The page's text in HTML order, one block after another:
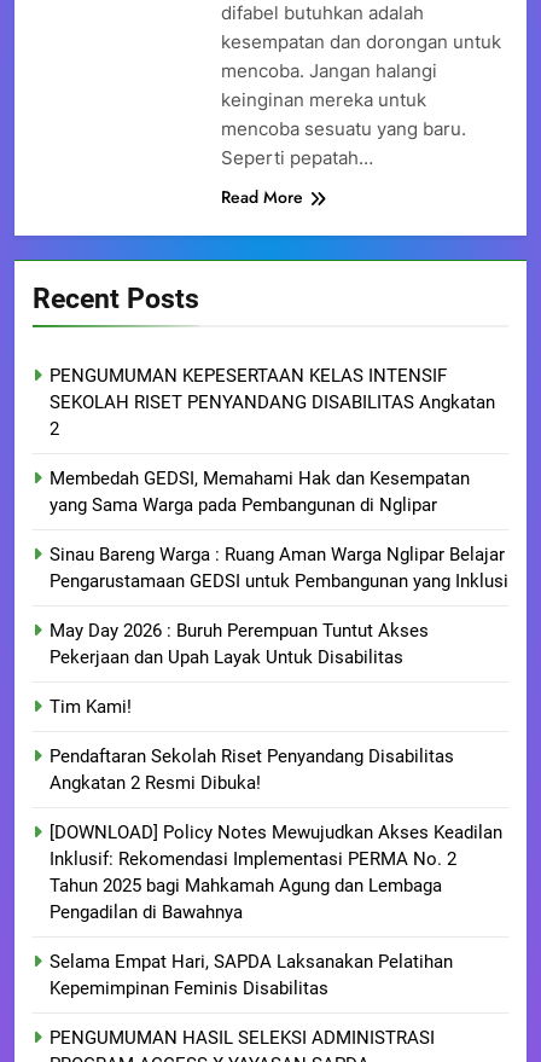
difabel butuhkan adalah
kesempatan dan dorongan untuk
mencoba. Jangan halangi
keinginan mereka untuk
mencoba sesuatu yang baru.
Seperti pepatah…
Read More
Recent Posts
PENGUMUMAN KEPESERTAAN KELAS INTENSIF
SEKOLAH RISET PENYANDANG DISABILITAS Angkatan
2
Membedah GEDSI, Memahami Hak dan Kesempatan
yang Sama Warga pada Pembangunan di Nglipar
Sinau Bareng Warga : Ruang Aman Warga Nglipar Belajar
Pengarustamaan GEDSI untuk Pembangunan yang Inklusi
May Day 2026 : Buruh Perempuan Tuntut Akses
Pekerjaan dan Upah Layak Untuk Disabilitas
Tim Kami!
Pendaftaran Sekolah Riset Penyandang Disabilitas
Angkatan 2 Resmi Dibuka!
[DOWNLOAD] Policy Notes Mewujudkan Akses Keadilan
Inklusif: Rekomendasi Implementasi PERMA No. 2
Tahun 2025 bagi Mahkamah Agung dan Lembaga
Pengadilan di Bawahnya
Selama Empat Hari, SAPDA Laksanakan Pelatihan
Kepemimpinan Feminis Disabilitas
PENGUMUMAN HASIL SELEKSI ADMINISTRASI